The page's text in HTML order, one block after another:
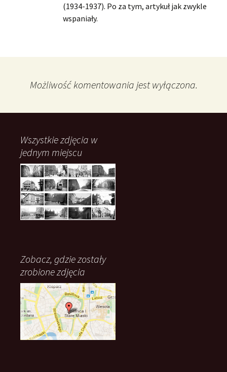
(1934-1937). Po za tym, artykuł jak zwykle
wspaniały.
Możliwość komentowania jest wyłączona.
Wszystkie zdjęcia w
jednym miejscu
Zobacz, gdzie zostały
zrobione zdjęcia